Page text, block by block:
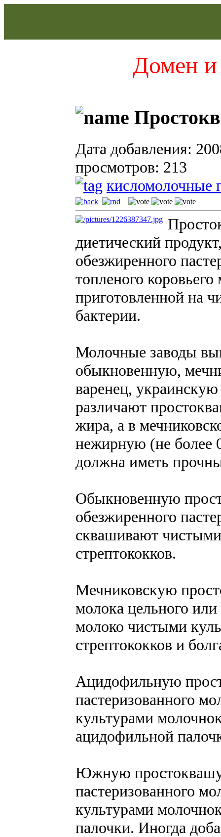
Домен и
Дата добавления:
просмотров: 213
кисломолочные
диетический
обезжиренного
топленого
приготовленной на
бактерии.
Молочные заводы
обыкновенную,
варенец,
различают
жира, а в
нежирную (не более
должна иметь
Обыкновенную
обезжиренного
сквашивают
стрептококков.
Мечниковскую
молока цельного
молоко чистыми
стрептококков и
Ацидофильную
пастеризованного
культурами
ацидофильной
Южную простоквашу
пастеризованного
культурами
палочки. Иногда